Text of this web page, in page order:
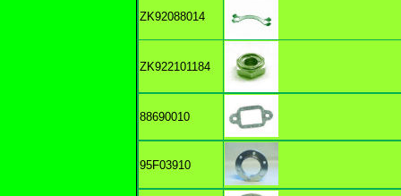
ZK92088014
ZK922101184
88690010
95F03910